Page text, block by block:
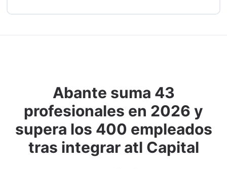
Abante suma 43
profesionales en 2026 y
supera los 400 empleados
tras integrar atl Capital